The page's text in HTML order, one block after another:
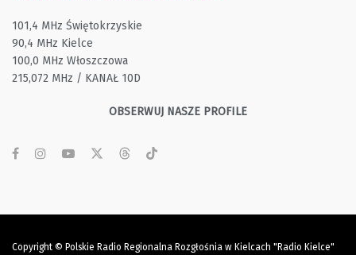
101,4 MHz Świętokrzyskie
90,4 MHz Kielce
100,0 MHz Włoszczowa
215,072 MHz / KANAŁ 10D
OBSERWUJ NASZE PROFILE
Copyright © Polskie Radio Regionalna Rozgłośnia w Kielcach "Radio Kielce"